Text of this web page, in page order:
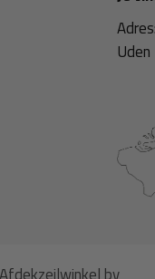
Uden
bv